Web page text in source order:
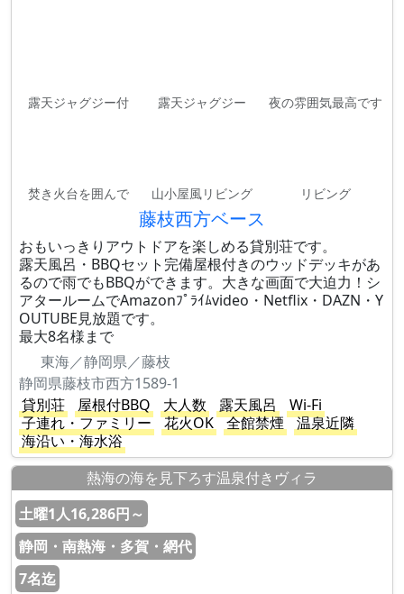
露天ジャグジー付 露天ジャグジー 夜の雰囲気最高です
焚き火台を囲んで 山小屋風リビング リビング
藤枝西方ベース
おもいっきりアウトドアを楽しめる貸別荘です。
露天風呂・BBQセット完備屋根付きのウッドデッキがあ
るので雨でもBBQができます。大きな画面で大迫力！シ
アタールームでAmazonﾌﾟﾗｲﾑvideo・Netflix・DAZN・Y
OUTUBE見放題です。
最大8名様まで
東海／静岡県／藤枝
静岡県藤枝市西方1589-1
貸別荘
屋根付BBQ 大人数 露天風呂
Wi-Fi
子連れ・ファミリー
花火OK 全館禁煙
温泉近隣
海沿い・海水浴
熱海の海を見下ろす温泉付きヴィラ
土曜1人16,286円～
静岡・南熱海・多賀・網代
7名迄